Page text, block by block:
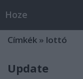
Hoze
Címkék » lottó
Update